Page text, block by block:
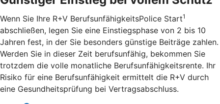
Wenn Sie Ihre R+V BerufsunfähigkeitsPolice Start1
abschließen, legen Sie eine Einstiegsphase von 2 bis 10
Jahren fest, in der Sie besonders günstige Beiträge zahlen.
Werden Sie in dieser Zeit berufsunfähig, bekommen Sie
trotzdem die volle monatliche Berufsunfähigkeitsrente. Ihr
Risiko für eine Berufsunfähigkeit ermittelt die R+V durch
eine Gesundheitsprüfung bei Vertragsabschluss.